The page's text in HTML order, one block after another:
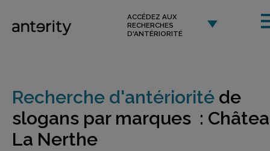
ACCÉDEZ AUX
RECHERCHES
D'ANTÉRIORITÉ
Recherche d'antériorité de
slogans par marques :
La Nerthe